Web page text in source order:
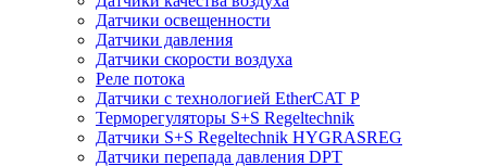
Датчики освещенности
Датчики давления
Датчики скорости воздуха
Реле потока
Датчики с технологией EtherCAT P
Терморегуляторы S+S Regeltechnik
Датчики S+S Regeltechnik HYGRASREG
Датчики перепада давления DPT